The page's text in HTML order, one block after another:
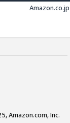
Amazon.com, Inc.